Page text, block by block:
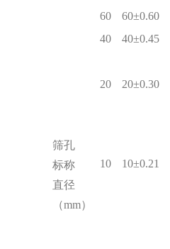
筛孔
标称
直径
（mm）
60
60±0.60
40
40±0.45
20 20±0.30
10 10±0.21